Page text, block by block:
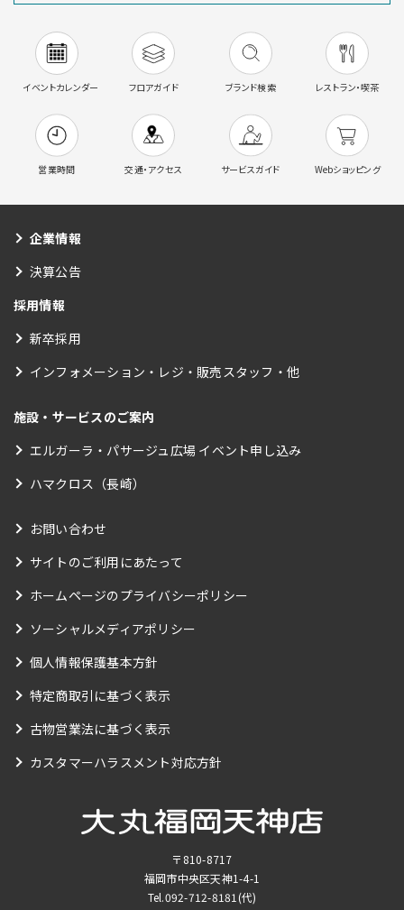
イベントカレンダー フロアガイド ブランド検索 レストラン・喫茶
営業時間 交通・アクセス サービスガイド Webショッピング
企業情報
決算公告
採用情報
新卒採用
インフォメーション・レジ・販売スタッフ・他
施設・サービスのご案内
エルガーラ・パサージュ広場 イベント申し込み
ハマクロス（長崎）
お問い合わせ
サイトのご利用にあたって
ホームページのプライバシーポリシー
ソーシャルメディアポリシー
個人情報保護基本方針
特定商取引に基づく表示
古物営業法に基づく表示
カスタマーハラスメント対応方針
〒810-8717
福岡市中央区天神1-4-1
Tel.092-712-8181(代)